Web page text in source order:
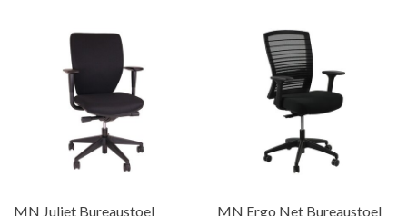
MN Juliet Bureaustoel MN Ergo Net Bureaustoel